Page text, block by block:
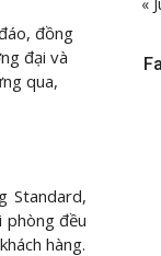
đồng
đại và
qua,
Standard,
phòng đều
hàng.